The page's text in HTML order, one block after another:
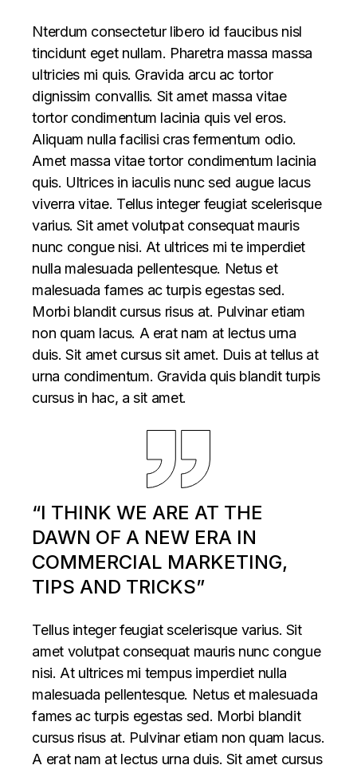
Nterdum consectetur libero id faucibus nisl
tincidunt eget nullam. Pharetra massa massa
ultricies mi quis. Gravida arcu ac tortor
dignissim convallis. Sit amet massa vitae
tortor condimentum lacinia quis vel eros.
Aliquam nulla facilisi cras fermentum odio.
Amet massa vitae tortor condimentum lacinia
quis. Ultrices in iaculis nunc sed augue lacus
viverra vitae. Tellus integer feugiat scelerisque
varius. Sit amet volutpat consequat mauris
nunc congue nisi. At ultrices mi te imperdiet
nulla malesuada pellentesque. Netus et
malesuada fames ac turpis egestas sed.
Morbi blandit cursus risus at. Pulvinar etiam
non quam lacus. A erat nam at lectus urna
duis. Sit amet cursus sit amet. Duis at tellus at
urna condimentum. Gravida quis blandit turpis
cursus in hac, a sit amet.
“I THINK WE ARE AT THE
DAWN OF A NEW ERA IN
COMMERCIAL MARKETING,
TIPS AND TRICKS”
Tellus integer feugiat scelerisque varius. Sit
amet volutpat consequat mauris nunc congue
nisi. At ultrices mi tempus imperdiet nulla
malesuada pellentesque. Netus et malesuada
fames ac turpis egestas sed. Morbi blandit
cursus risus at. Pulvinar etiam non quam lacus.
A erat nam at lectus urna duis. Sit amet cursus